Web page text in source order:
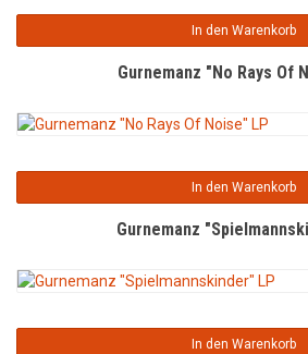
In den Warenkorb
Gurnemanz "No Rays Of
In den Warenkorb
Gurnemanz
In den Warenkorb